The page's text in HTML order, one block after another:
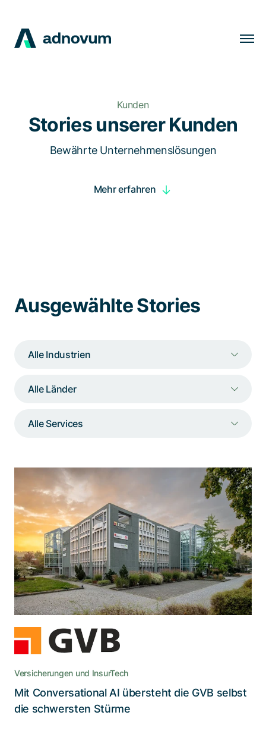
Kunden Kunden
Stories unserer Kunden
Bewährte Unternehmenslösungen
Mehr erfahren
Ausgewählte Stories
Alle Industrien
Alle Länder
Alle Services
Bei Massenereignissen sorgt «Berna»
für Entlastung im GVB-Kundencenter
Dank zahlreicher Funktionalitäten bewahrt der
KI-Voicebot zu Peak-Zeiten Effizienz und
Kundenzufriedenheit
Versicherungen und InsurTech
Mit Conversational AI übersteht die GVB selbst
die schwersten Stürme